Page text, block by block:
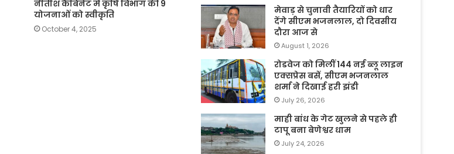
नीतीश कैबिनेट में कृषि विभाग की 9
योजनाओं को स्वीकृति
October 4, 2025
मेवाड़ से चुनावी तैयारियों को धार
देंगे सीएम भजनलाल, दो दिवसीय
दौरा आज से
August 1, 2026
रोडवेज को मिलीं 144 नई ब्लू लाइन
एक्सप्रेस बसें, सीएम भजनलाल
शर्मा ने दिखाई हरी झंडी
July 26, 2026
माही बांध के गेट खुलने से पहले ही
टापू बना बेणेश्वर धाम
July 24, 2026